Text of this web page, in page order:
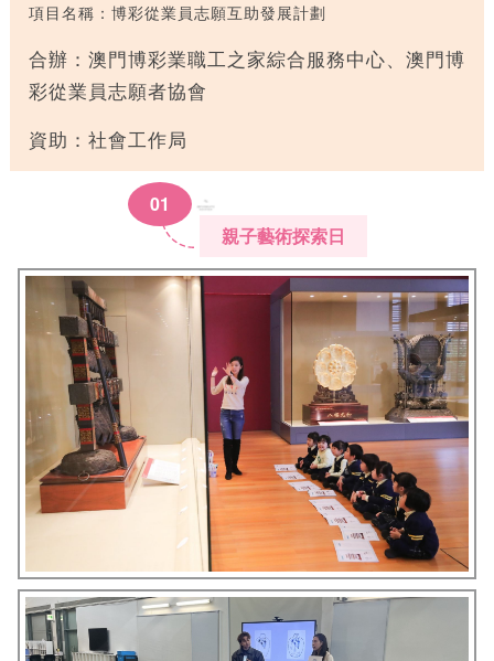
項目名稱：博彩從業員志願互助發展計劃
合辦：澳門博彩業職工之家綜合服務中心、澳門博
彩從業員志願者協會
資助：社會工作局
01
親子藝術探索日